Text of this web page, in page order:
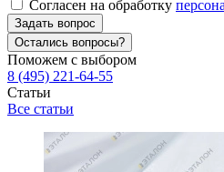
Согласен на обработку
Задать вопрос
Остались вопросы?
Поможем с выбором
8 (495) 221-64-55
Статьи
Все статьи